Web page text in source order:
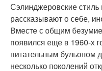
Сэлинджеровские стиль
рассказывают о себе,
Вместе с общим
появился еще в 1960-х
питательным бульоном
несколько поколений